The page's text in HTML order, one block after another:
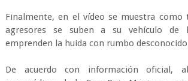
Finalmente, en el vídeo se muestra como
agresores se suben a su vehículo de
emprenden la huida con rumbo
De acuerdo con información oficial,